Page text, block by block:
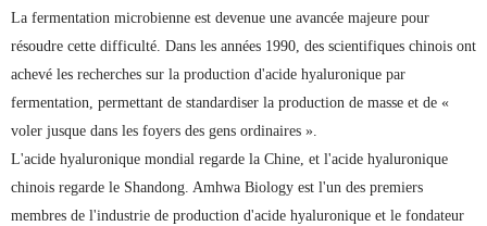
La fermentation microbienne est devenue une avancée majeure pour
résoudre cette difficulté. Dans les années 1990, des scientifiques chinois ont
achevé les recherches sur la production d'acide hyaluronique par
fermentation, permettant de standardiser la production de masse et de «
voler jusque dans les foyers des gens ordinaires ».
L'acide hyaluronique mondial regarde la Chine, et l'acide hyaluronique
chinois regarde le Shandong. Amhwa Biology est l'un des premiers
membres de l'industrie de production d'acide hyaluronique et le fondateur